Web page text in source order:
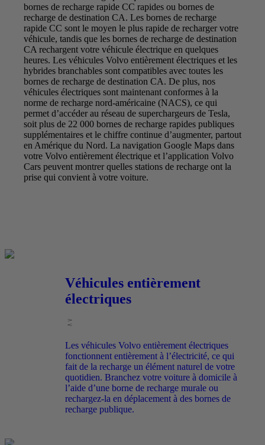
bornes de recharge rapide CC rapides ou bornes de
recharge de destination CA. Les bornes de recharge
rapide CC sont le moyen le plus rapide de recharger votre
véhicule, tandis que les bornes de recharge de destination
CA rechargent votre véhicule électrique en quelques
heures. Les véhicules Volvo entièrement électriques et les
hybrides branchables sont compatibles avec toutes les
bornes de recharge de destination CA. De plus, nos
véhicules électriques sont maintenant conformes à la
norme de recharge nord-américaine (NACS), ce qui
permet d’accéder au réseau de superchargeurs de Tesla,
soit plus de 22 000 bornes de recharge rapides publiques
supplémentaires et le chiffre continue d’augmenter, partout
en Amérique du Nord. La navigation Google Maps dans
votre Volvo entièrement électrique et l’application Volvo
Cars peuvent montrer quelles stations de recharge ont la
prise qui convient à votre voiture.
Véhicules entièrement
électriques
Les véhicules Volvo entièrement électriques
fonctionnent entièrement à l’électricité, ce qui
fait de la recharge un élément naturel de votre
quotidien. Branchez votre voiture à domicile à
l’aide d’une borne de recharge murale ou
rechargez-la en déplacement à des bornes de
recharge publique.